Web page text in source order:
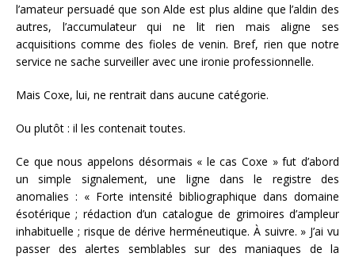
l’amateur persuadé que son Alde est plus aldine que l’aldin des
autres, l’accumulateur qui ne lit rien mais aligne ses
acquisitions comme des fioles de venin. Bref, rien que notre
service ne sache surveiller avec une ironie professionnelle.
Mais Coxe, lui, ne rentrait dans aucune catégorie.
Ou plutôt : il les contenait toutes.
Ce que nous appelons désormais « le cas Coxe » fut d’abord
un simple signalement, une ligne dans le registre des
anomalies : « Forte intensité bibliographique dans domaine
ésotérique ; rédaction d’un catalogue de grimoires d’ampleur
inhabituelle ; risque de dérive herméneutique. À suivre. » J’ai vu
passer des alertes semblables sur des maniaques de la